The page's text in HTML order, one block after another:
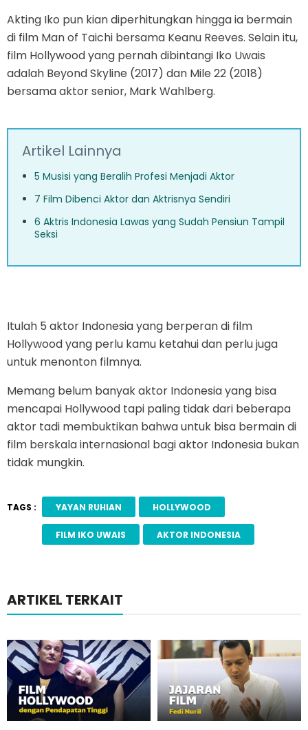
Akting Iko pun kian diperhitungkan hingga ia bermain
di film Man of Taichi bersama Keanu Reeves. Selain itu,
film Hollywood yang pernah dibintangi Iko Uwais
adalah Beyond Skyline (2017) dan Mile 22 (2018)
bersama aktor senior, Mark Wahlberg.
Artikel Lainnya
5 Musisi yang Beralih Profesi Menjadi Aktor
7 Film Dibenci Aktor dan Aktrisnya Sendiri
6 Aktris Indonesia Lawas yang Sudah Pensiun Tampil
Seksi
Itulah 5 aktor Indonesia yang berperan di film
Hollywood yang perlu kamu ketahui dan perlu juga
untuk menonton filmnya.
Memang belum banyak aktor Indonesia yang bisa
mencapai Hollywood tapi paling tidak dari beberapa
aktor tadi membuktikan bahwa untuk bisa bermain di
film berskala internasional bagi aktor Indonesia bukan
tidak mungkin.
TAGS : YAYAN RUHIAN HOLLYWOOD
FILM IKO UWAIS AKTOR INDONESIA
ARTIKEL TERKAIT